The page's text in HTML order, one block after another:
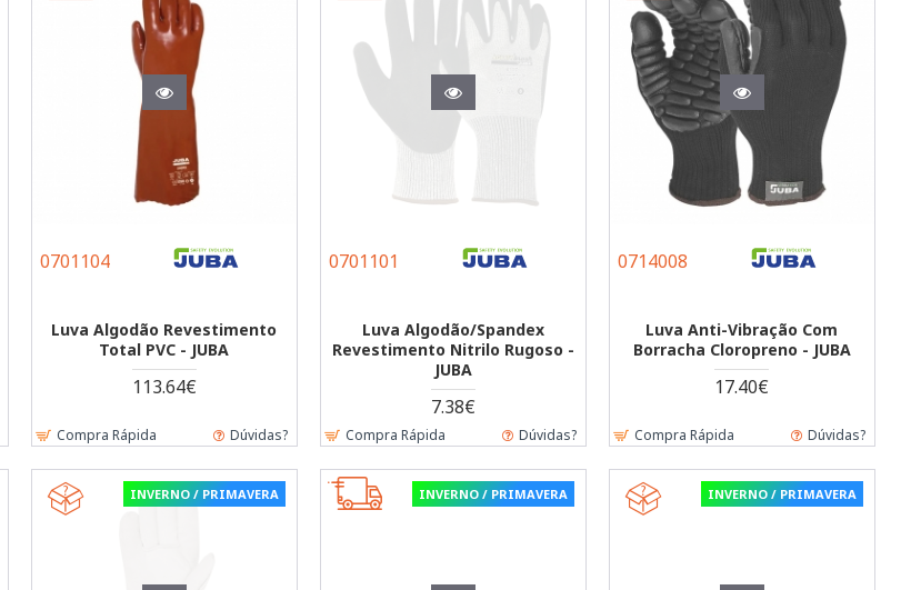
0701104
Luva Algodão Revestimento
Total PVC - JUBA
113.64€
Compra Rápida Dúvidas?
0701101
Luva Algodão/Spandex
Revestimento Nitrilo Rugoso -
JUBA
7.38€
Compra Rápida Dúvidas?
0714008
Luva Anti-Vibração Com
Borracha Cloropreno - JUBA
17.40€
Compra Rápida Dúvidas?
INVERNO / PRIMAVERA INVERNO / PRIMAVERA INVERNO / PRIMAVERA